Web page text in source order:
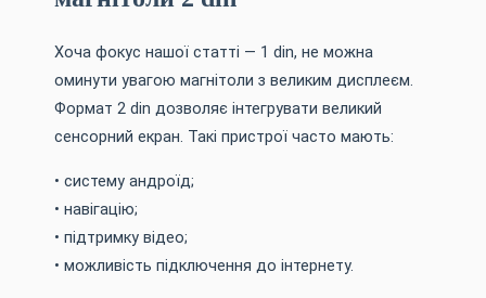
Хоча фокус нашої статті — 1 din, не можна
оминути увагою магнітоли з великим дисплеєм.
Формат 2 din дозволяє інтегрувати великий
сенсорний екран. Такі пристрої часто мають:
• систему андроїд;
• навігацію;
• підтримку відео;
• можливість підключення до інтернету.